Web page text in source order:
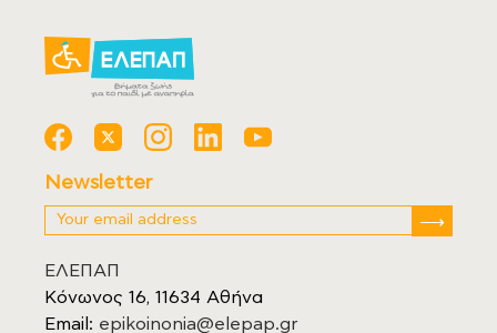
Newsletter
ΕΛΕΠΑΠ
Κόνωνος 16, 11634 Αθήνα
Email: epikoinonia@elepap.gr